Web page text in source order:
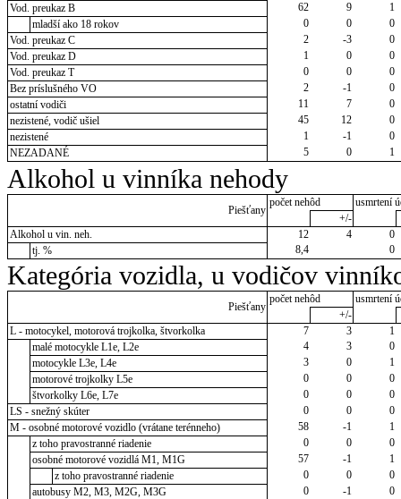
Vod. preukaz B
62 9
1
mladší ako 18 rokov
0 0
0
Vod. preukaz C
2 -3
0
Vod. preukaz D
1 0
0
Vod. preukaz T
0 0
0
Bez príslušného VO
2 -1
0
ostatní vodiči
11 7
0
nezistené, vodič ušiel
45 12
0
nezistené
1 -1
0
NEZADANÉ
5 0 1
Alkohol u vinníka nehody
Piešťany
počet nehôd
usmrtení
+/-
Alkohol u vin. neh.
12 4
0
tj. %
8,4 0
Kategória vozidla, u vodičov
Piešťany
počet nehôd
usmrtení
+/-
L - motocykel, motorová trojkolka, štvorkolka
7 3
1
malé motocykle L1e, L2e
4 3
0
motocykle L3e, L4e
3 0
1
motorové trojkolky L5e
0 0
0
štvorkolky L6e, L7e
0 0
0
LS - snežný skúter
0 0
0
M - osobné motorové vozidlo (vrátane terénneho)
58 -1
1
z toho pravostranné riadenie
0 0
0
osobné motorové vozidlá M1, M1G
57 -1
1
z toho pravostranné riadenie
0 0
0
autobusy M2, M3, M2G, M3G
0 -1
0